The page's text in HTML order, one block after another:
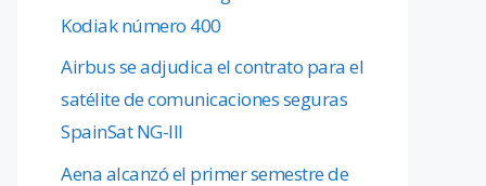
Kodiak número 400
Airbus se adjudica el contrato para el
satélite de comunicaciones seguras
SpainSat NG-III
Aena alcanzó el primer semestre de